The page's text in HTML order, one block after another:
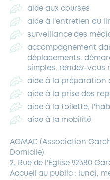
aide aux courses
aide à l’entretien du
surveillance des
accompagnement
déplacements,
simples, rendez-vous
aide à la préparation
aide à la prise des
aide à la toilette,
aide à la mobilité
AGMAD (Association
Domicile)
2, Rue de l’Église 92380
Accueil au public : lundi,